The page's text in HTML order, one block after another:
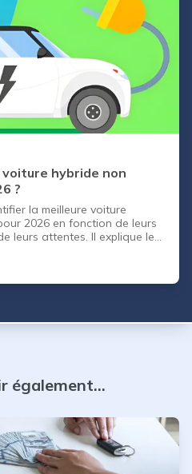
hybride non
?
la meilleure voiture
2026 en fonction de leurs
leurs attentes. Il explique le
également...